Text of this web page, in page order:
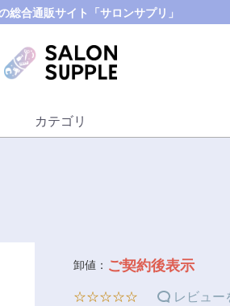
総合通販サイト「サロンサプリ」
カテゴリ
卸値： ご契約後表示
☆☆☆☆☆ レビュー